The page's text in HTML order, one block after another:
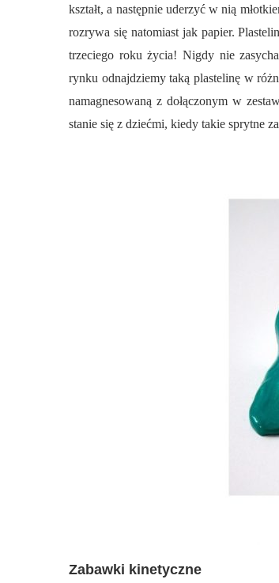
kształt, a następnie uderzyć w nią
rozrywa się natomiast jak papier.
trzeciego roku życia! Nigdy nie
rynku odnajdziemy taką plastelinę w
namagnesowaną z dołączonym w
stanie się z dziećmi, kiedy takie sprytne
Zabawki kinetyczne